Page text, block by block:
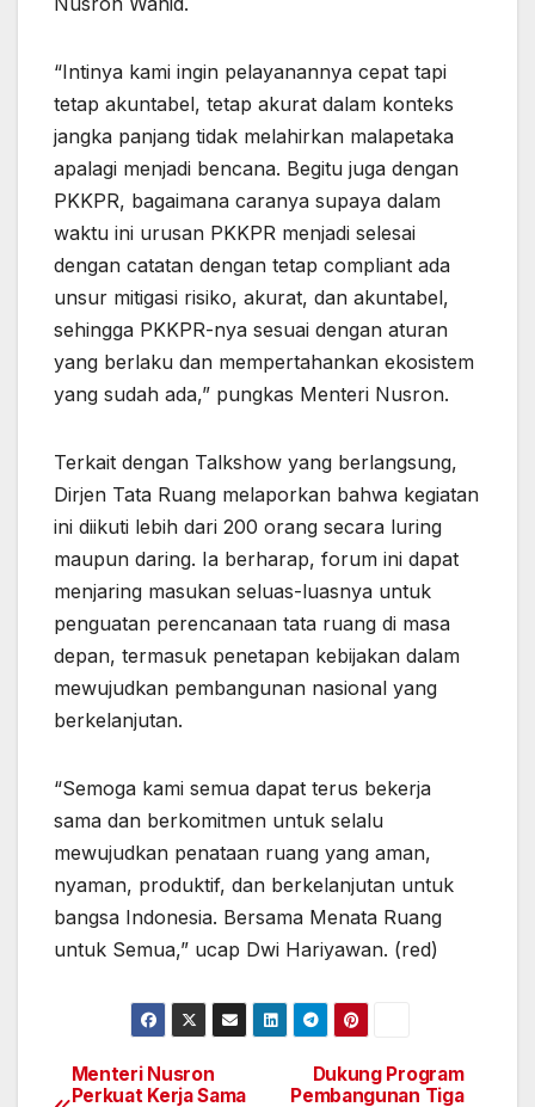
“Intinya kami ingin pelayanannya cepat tapi
tetap akuntabel, tetap akurat dalam konteks
jangka panjang tidak melahirkan malapetaka
apalagi menjadi bencana. Begitu juga dengan
PKKPR, bagaimana caranya supaya dalam
waktu ini urusan PKKPR menjadi selesai
dengan catatan dengan tetap compliant ada
unsur mitigasi risiko, akurat, dan akuntabel,
sehingga PKKPR-nya sesuai dengan aturan
yang berlaku dan mempertahankan ekosistem
yang sudah ada,” pungkas Menteri Nusron.
Terkait dengan Talkshow yang berlangsung,
Dirjen Tata Ruang melaporkan bahwa kegiatan
ini diikuti lebih dari 200 orang secara luring
maupun daring. Ia berharap, forum ini dapat
menjaring masukan seluas-luasnya untuk
penguatan perencanaan tata ruang di masa
depan, termasuk penetapan kebijakan dalam
mewujudkan pembangunan nasional yang
berkelanjutan.
“Semoga kami semua dapat terus bekerja
sama dan berkomitmen untuk selalu
mewujudkan penataan ruang yang aman,
nyaman, produktif, dan berkelanjutan untuk
bangsa Indonesia. Bersama Menata Ruang
untuk Semua,” ucap Dwi Hariyawan. (red)
Navigasi
Dukung Program
Pembangunan Tiga
Menteri Nusron
Perkuat Kerja Sama